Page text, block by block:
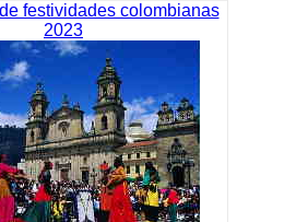
festividades colombianas
2023